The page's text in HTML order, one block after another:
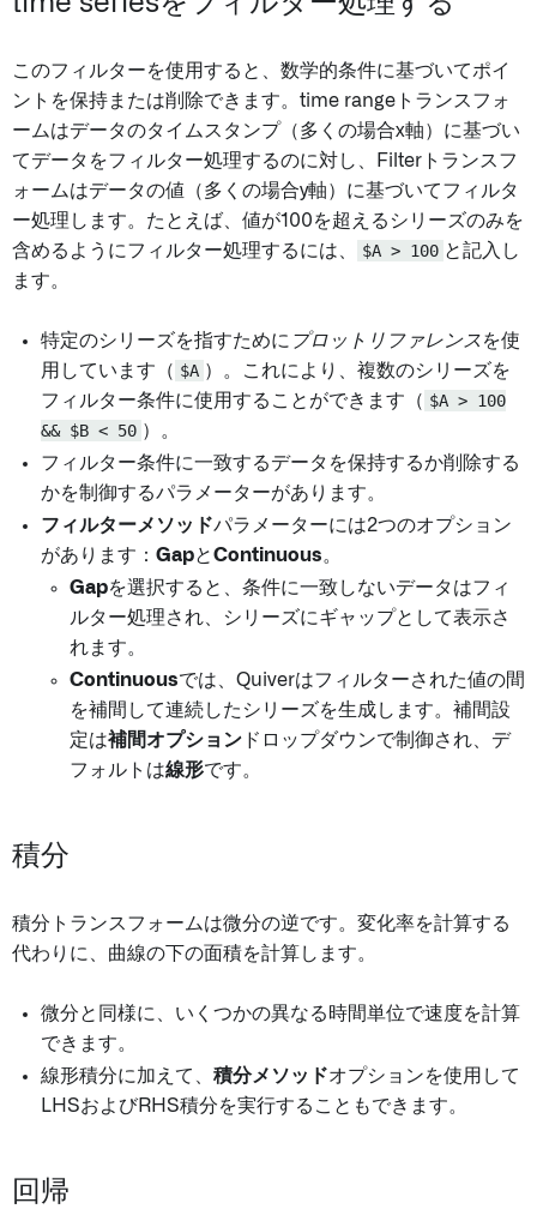
このフィルターを使用すると、数学的条件に基づいてポイ
ントを保持または削除できます。time rangeトランスフォ
ームはデータのタイムスタンプ（多くの場合x軸）に基づい
てデータをフィルター処理するのに対し、Filterトランスフ
ォームはデータの値（多くの場合y軸）に基づいてフィルタ
ー処理します。たとえば、値が100を超えるシリーズのみを
含めるようにフィルター処理するには、
$A > 100 と記入し
ます。
特定のシリーズを指すために プロットリファレンスを使
用しています（ $A ）。これにより、複数のシリーズを
フィルター条件に使用することができます（ $A > 100
&& $B < 50 ）。
フィルター条件に一致するデータを保持するか削除する
かを制御するパラメーターがあります。
フィルターメソッドパラメーターには2つのオプション
があります： GapとContinuous。
Gapを選択すると、条件に一致しないデータはフィ
ルター処理され、シリーズにギャップとして表示さ
れます。
Continuousでは、Quiverはフィルターされた値の間
を補間して連続したシリーズを生成します。補間設
定は補間オプション ドロップダウンで制御され、デ
フォルトは線形です。
積分
積分トランスフォームは微分の逆です。変化率を計算する
代わりに、曲線の下の面積を計算します。
微分と同様に、いくつかの異なる時間単位で速度を計算
できます。
線形積分に加えて、 積分メソッドオプションを使用して
LHSおよびRHS積分を実行することもできます。
回帰